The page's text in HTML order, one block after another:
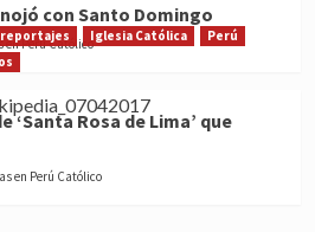
con Santo Domingo
en Perú CatólicoIglesia Católica
Perú
‘Santa Rosa de Lima’ que
en Perú Católico